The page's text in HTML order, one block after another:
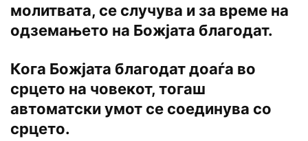
молитвата, се случува и за време на
одземањето на Божјата благодат.
Кога Божјата благодат доаѓа во
срцето на човекот, тогаш
автоматски умот се соединува со
срцето.